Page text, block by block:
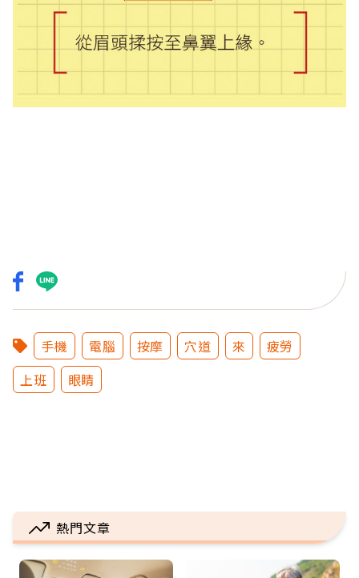
手機 電腦 按摩 穴道 來
疲勞
上班
眼睛
熱門文章